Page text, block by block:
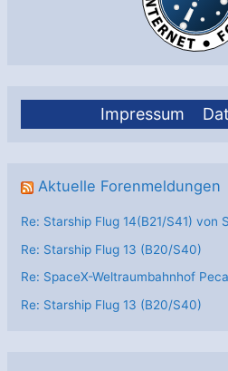
Impressum
Aktuelle Forenmeldungen
Re: Starship Flug 14(B21/S41) von
Re: Starship Flug 13 (B20/S40)
Re: SpaceX-Weltraumbahnhof
Re: Starship Flug 13 (B20/S40)